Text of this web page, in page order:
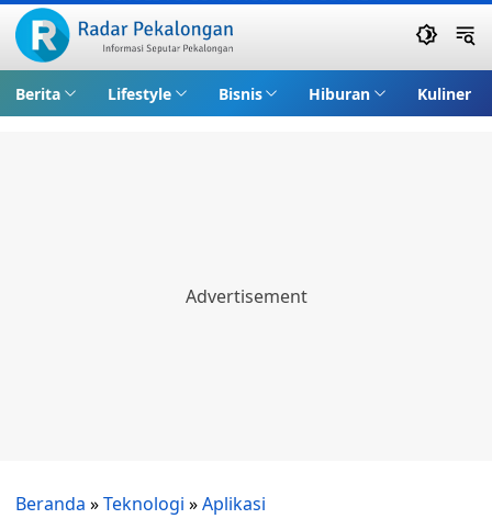
Berita Lifestyle Bisnis Hiburan Kuliner
Beranda »Teknologi »Aplikasi